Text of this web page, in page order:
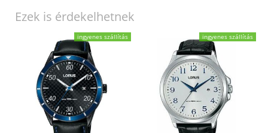
Ezek is érdekelhetnek
ingyenes szállítás ingyenes szállítás